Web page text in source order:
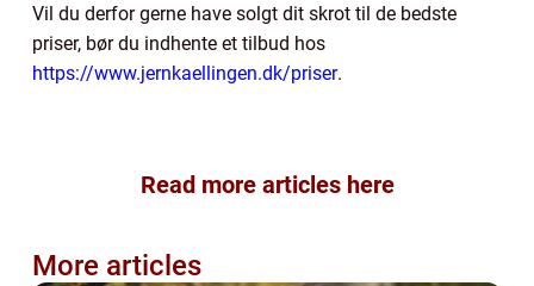
Vil du derfor gerne have solgt dit skrot til de bedste
priser, bør du indhente et tilbud hos
https://www.jernkaellingen.dk/priser.
Read more articles here
More articles